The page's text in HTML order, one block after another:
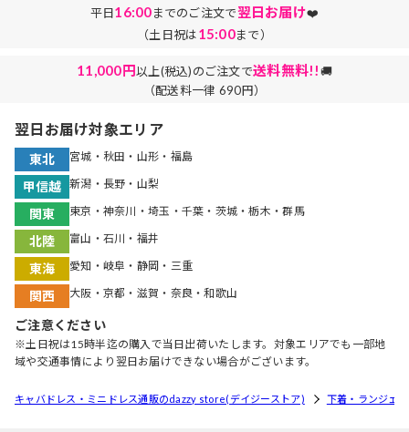
平日16:00までのご注文で翌日お届け❤️
（土日祝は15:00まで）
11,000円以上(税込)のご注文で送料無料!!🚚
（配送料一律 690円）
翌日お届け対象エリア
東北 宮城・秋田・山形・福島
甲信越 新潟・長野・山梨
関東 東京・神奈川・埼玉・千葉・茨城・栃木・群馬
北陸 富山・石川・福井
東海 愛知・岐阜・静岡・三重
関西 大阪・京都・滋賀・奈良・和歌山
ご注意ください
※土日祝は15時半迄の購入で当日出荷いたします。対象エリアでも一部地
域や交通事情により翌日お届けできない場合がございます。
キャバドレス・ミニドレス通販のdazzy store(デイジーストア) 下着・ランジェ